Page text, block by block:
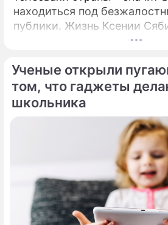
находиться под
публики. Жизнь Ксении
рассматривают под мощной
Ученые открыли
том, что гаджеты
школьника